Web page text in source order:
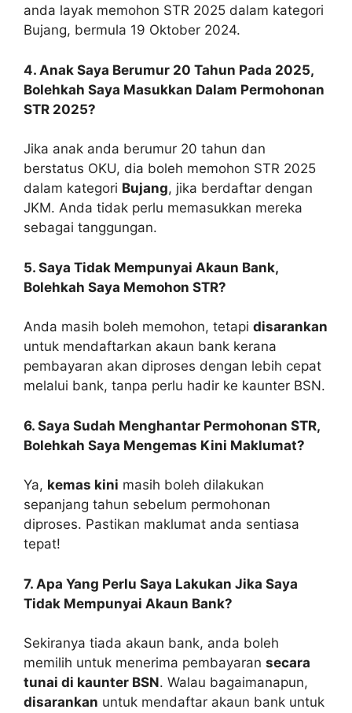
anda layak memohon STR 2025 dalam kategori
Bujang, bermula 19 Oktober 2024.
4. Anak Saya Berumur 20 Tahun Pada 2025,
Bolehkah Saya Masukkan Dalam Permohonan
STR 2025?
Jika anak anda berumur 20 tahun dan
berstatus OKU, dia boleh memohon STR 2025
dalam kategori Bujang, jika berdaftar dengan
JKM. Anda tidak perlu memasukkan mereka
sebagai tanggungan.
5. Saya Tidak Mempunyai Akaun Bank,
Bolehkah Saya Memohon STR?
Anda masih boleh memohon, tetapi disarankan
untuk mendaftarkan akaun bank kerana
pembayaran akan diproses dengan lebih cepat
melalui bank, tanpa perlu hadir ke kaunter BSN.
6. Saya Sudah Menghantar Permohonan STR,
Bolehkah Saya Mengemas Kini Maklumat?
Ya, kemas kini masih boleh dilakukan
sepanjang tahun sebelum permohonan
diproses. Pastikan maklumat anda sentiasa
tepat!
7. Apa Yang Perlu Saya Lakukan Jika Saya
Tidak Mempunyai Akaun Bank?
Sekiranya tiada akaun bank, anda boleh
memilih untuk menerima pembayaran secara
tunai di kaunter BSN. Walau bagaimanapun,
disarankan untuk mendaftar akaun bank untuk